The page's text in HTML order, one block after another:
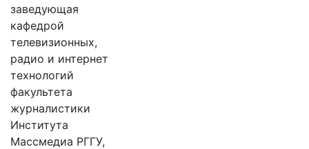
заведующая
кафедрой
телевизионных,
радио и интернет
технологий
факультета
журналистики
Института
Массмедиа РГГУ,